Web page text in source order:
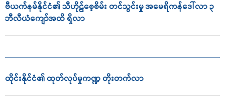
ဗီယက်နမ်နိုင်ငံ၏ သီဟိုဠ်စေ့စိမ်း တင်သွင်းမှု အမေရိကန်ဒေါ်လာ ၃
ဘီလီယံကျော်အထိ ရှိလာ
ထိုင်းနိုင်ငံ၏ ထုတ်လုပ်မှုကဏ္ဍ တိုးတက်လာ